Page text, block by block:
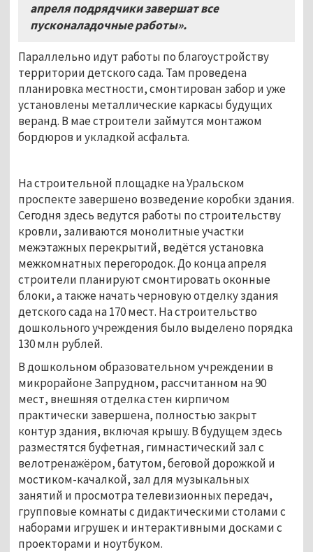
апреля подрядчики завершат все
пусконаладочные работы».
Параллельно идут работы по благоустройству
территории детского сада. Там проведена
планировка местности, смонтирован забор и уже
установлены металлические каркасы будущих
веранд. В мае строители займутся монтажом
бордюров и укладкой асфальта.
На строительной площадке на Уральском
проспекте завершено возведение коробки здания.
Сегодня здесь ведутся работы по строительству
кровли, заливаются монолитные участки
межэтажных перекрытий, ведётся установка
межкомнатных перегородок. До конца апреля
строители планируют смонтировать оконные
блоки, а также начать черновую отделку здания
детского сада на 170 мест. На строительство
дошкольного учреждения было выделено порядка
130 млн рублей.
В дошкольном образовательном учреждении в
микрорайоне Запрудном, рассчитанном на 90
мест, внешняя отделка стен кирпичом
практически завершена, полностью закрыт
контур здания, включая крышу. В будущем здесь
разместятся буфетная, гимнастический зал с
велотренажёром, батутом, беговой дорожкой и
мостиком-качалкой, зал для музыкальных
занятий и просмотра телевизионных передач,
групповые комнаты с дидактическими столами с
наборами игрушек и интерактивными досками с
проекторами и ноутбуком.